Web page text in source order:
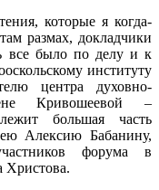
которые я когда-
размах, докладчики
все было по делу и к
институту
центра духовно-
Кривошеевой –
большая часть
Алексию Бабанину,
форума в
Христова.